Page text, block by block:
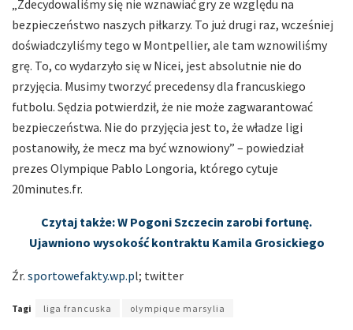
„Zdecydowaliśmy się nie wznawiać gry ze względu na
bezpieczeństwo naszych piłkarzy. To już drugi raz, wcześniej
doświadczyliśmy tego w Montpellier, ale tam wznowiliśmy
grę. To, co wydarzyło się w Nicei, jest absolutnie nie do
przyjęcia. Musimy tworzyć precedensy dla francuskiego
futbolu. Sędzia potwierdził, że nie może zagwarantować
bezpieczeństwa. Nie do przyjęcia jest to, że władze ligi
postanowiły, że mecz ma być wznowiony” – powiedział
prezes Olympique Pablo Longoria, którego cytuje
20minutes.fr.
Czytaj także: W Pogoni Szczecin zarobi fortunę.
Ujawniono wysokość kontraktu Kamila Grosickiego
Źr. sportowefakty.wp.pl; twitter
Tagi liga francuska olympique marsylia